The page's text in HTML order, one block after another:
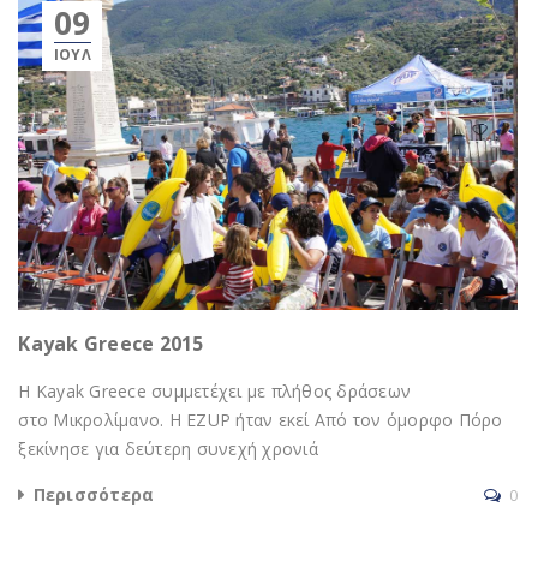
09
ΙΟΎΛ
Kayak Greece 2015
Η Kayak Greece συμμετέχει με πλήθος δράσεων
στο Μικρολίμανο. Η EZUP ήταν εκεί Από τον όμορφο Πόρο
ξεκίνησε για δεύτερη συνεχή χρονιά
Περισσότερα
0